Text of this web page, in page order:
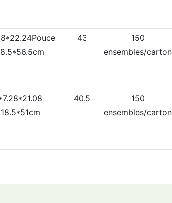
43
150
ensembles/carton
40.5
150
ensembles/carton